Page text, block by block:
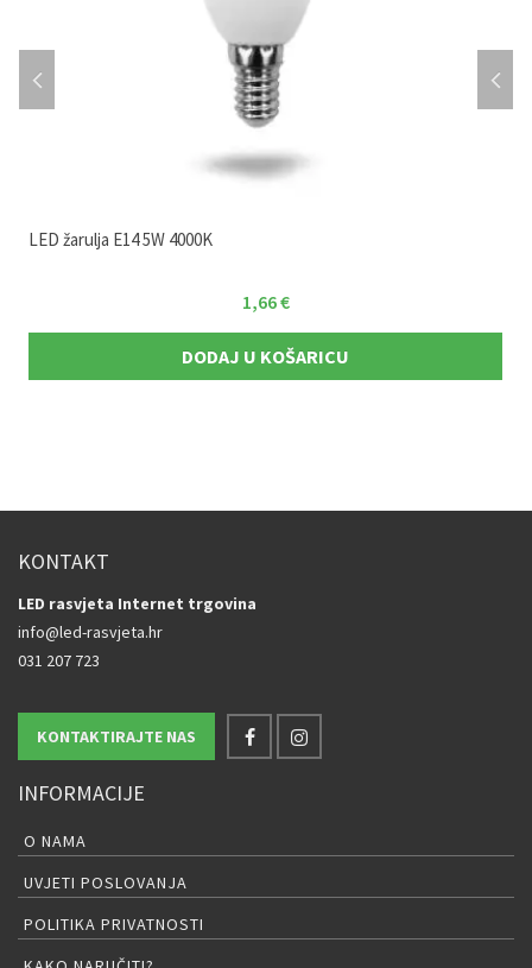
LED žarulja E14 5W 4000K
1,66€
DODAJ U KOŠARICU
KONTAKT
LED rasvjeta Internet trgovina
info@led-rasvjeta.hr
031 207 723
KONTAKTIRAJTE NAS
INFORMACIJE
O NAMA
UVJETI POSLOVANJA
POLITIKA PRIVATNOSTI